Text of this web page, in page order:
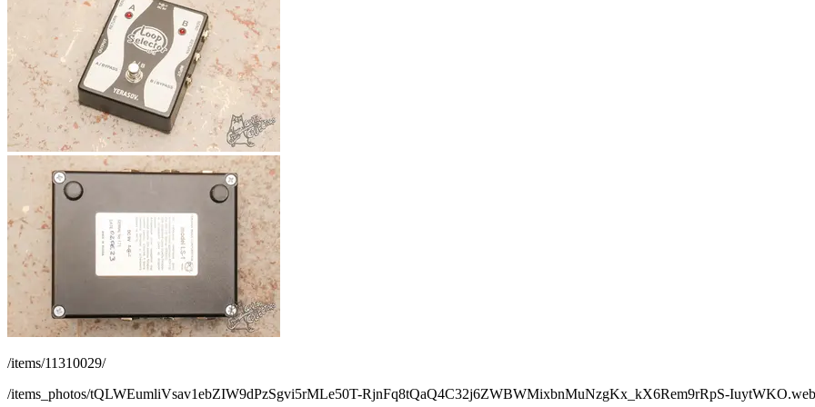
/items/11310029/
/items_photos/tQLWEumliVsav1ebZIW9dPzSgvi5rMLe50T-RjnFq8tQaQ4C32j6ZWBWMixbnMuNzgKx_kX6Rem9rRpS-